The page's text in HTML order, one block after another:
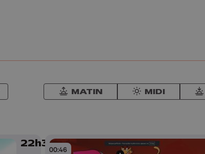
MATIN MIDI
22h30
00:46